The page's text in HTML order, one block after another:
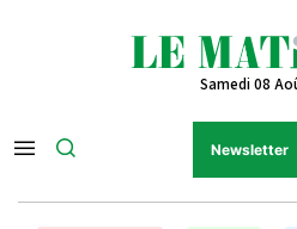
Samedi 08
Newsletter